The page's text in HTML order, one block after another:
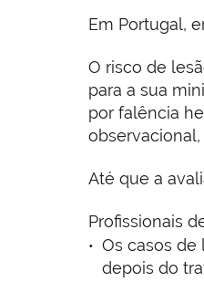
Em Portugal,
O risco de
para a sua
por falência
Até que a
Profissionais
Os casos
depois do